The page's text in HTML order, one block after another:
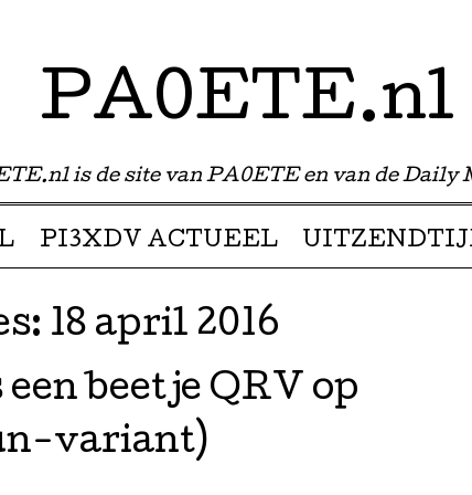
PA0ETE.nl
is de site van PA0ETE en van de Daily
PI3XDV ACTUEEL
18 april 2016
beetje QRV op
variant)